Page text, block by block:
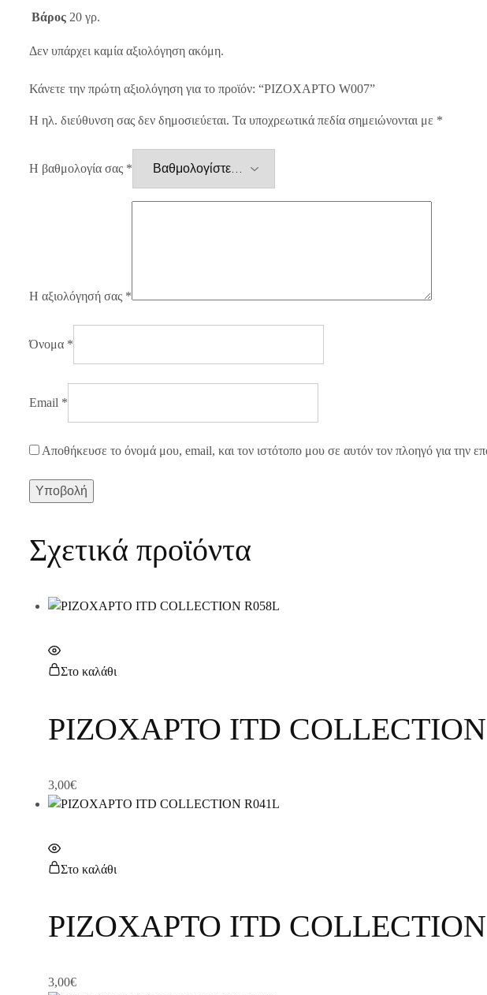
Βάρος 20 γρ.
Δεν υπάρχει καμία αξιολόγηση ακόμη.
Κάνετε την πρώτη αξιολόγηση για το προϊόν: “ΡΙΖΟΧΑΡΤΟ W007”
Η ηλ. διεύθυνση σας δεν δημοσιεύεται. Τα υποχρεωτικά πεδία σημειώνονται με *
Η βαθμολογία σας *
Η αξιολόγησή σας *
Όνομα *
Email *
Αποθήκευσε το όνομά μου, email, και τον ιστότοπο μου σε αυτόν τον πλοηγό για την
Σχετικά προϊόντα
Στο καλάθι
ΡΙΖΟΧΑΡΤΟ ITD COLLECTION
3,00€
Στο καλάθι
ΡΙΖΟΧΑΡΤΟ ITD COLLECTION
3,00€